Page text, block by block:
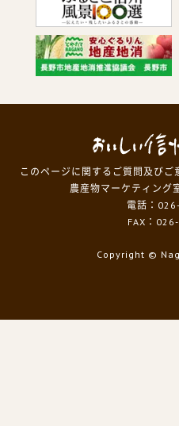
このページに関するご質問及び
農産物マーケティング
電話：
FAX：
Copyright ©